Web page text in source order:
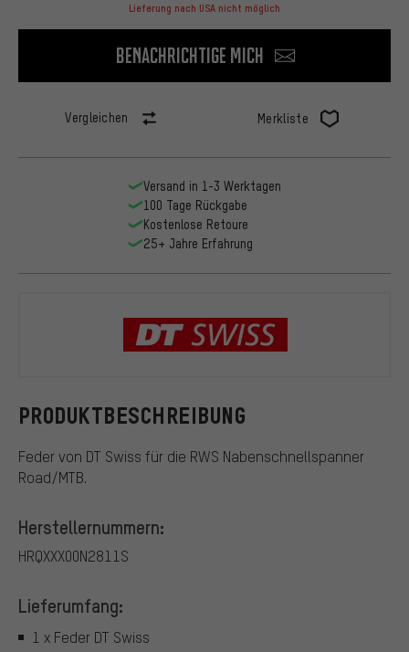
Lieferung nach USA nicht möglich
Benachrichtige mich
Vergleichen Merkliste
PRODUKTBESCHREIBUNG
Feder von DT Swiss für die RWS Nabenschnellspanner
Road/MTB.
Herstellernummern:
HRQXXX00N2811S
Lieferumfang:
1 x Feder DT Swiss
Versand in 1-3 Werktagen
100 Tage Rückgabe
Kostenlose Retoure
25+ Jahre Erfahrung
DT Swiss